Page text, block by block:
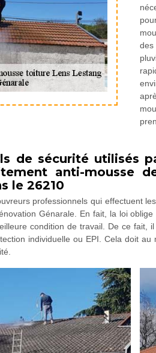
de sécurité utilisés
anti-mousse
le 26210
professionnels qui effectuent
Génarale. En fait, la loi
condition de travail. De ce fait,
individuelle ou EPI. Cela doit